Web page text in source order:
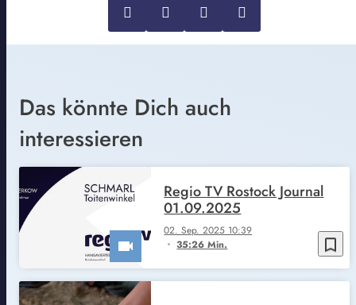
Das könnte Dich auch
interessieren
bookmark_border
02. Sep. 2025 10:39
35:26 Min.
Regio TV Rostock Journal
01.09.2025